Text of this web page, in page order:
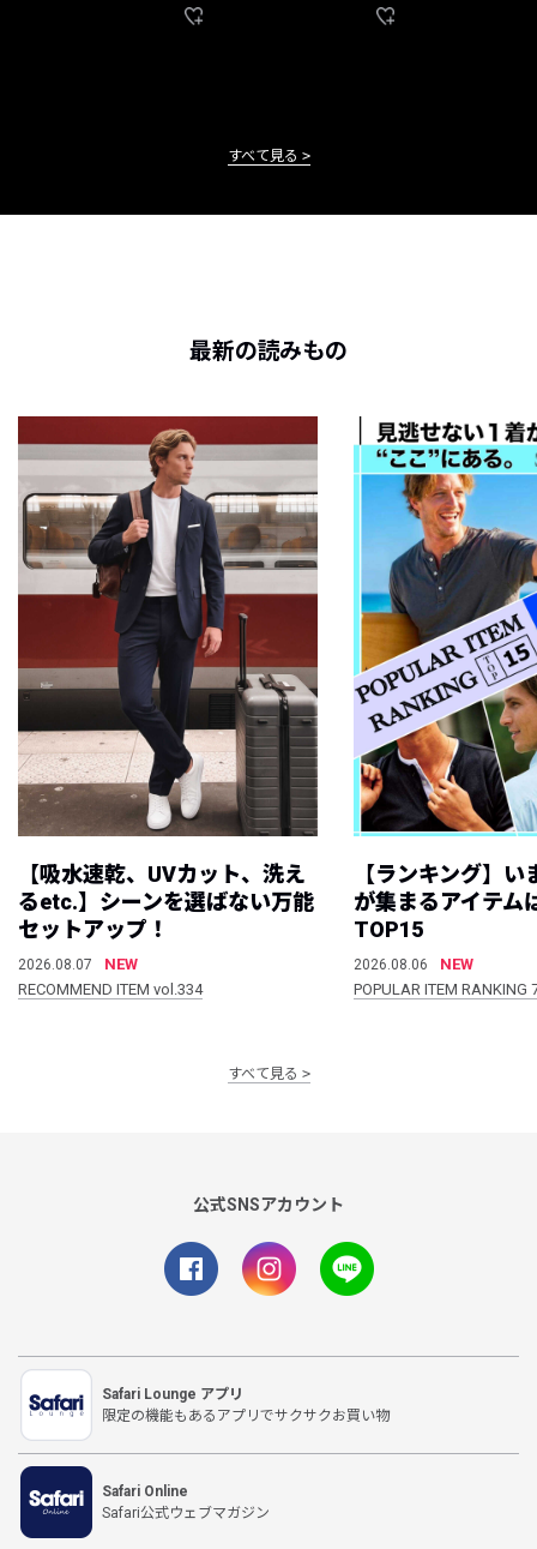
すべて見る
最新の読みもの
【吸水速乾、UVカット、洗え
るetc.】シーンを選ばない万能
セットアップ！
2026.08.07
NEW
RECOMMEND ITEM vol.334
【ランキング】
が集まるアイテム
TOP15
2026.08.06
NEW
POPULAR ITEM
すべて見る
公式SNSアカウント
Safari Lounge アプリ
限定の機能もあるアプリでサクサクお買い物
Safari Online
Safari公式ウェブマガジン